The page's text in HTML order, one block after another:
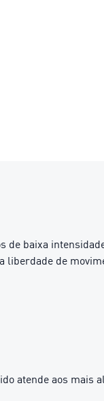
baixa
de
atende aos mais